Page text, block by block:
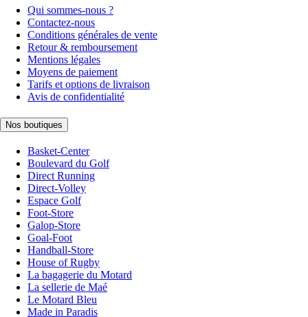
Qui sommes-nous ?
Contactez-nous
Conditions générales de vente
Retour & remboursement
Mentions légales
Moyens de paiement
Tarifs et options de livraison
Avis de confidentialité
Nos boutiques
Basket-Center
Boulevard du Golf
Direct Running
Direct-Volley
Espace Golf
Foot-Store
Galop-Store
Goal-Foot
Handball-Store
House of Rugby
La bagagerie du Motard
La sellerie de Maé
Le Motard Bleu
Made in Paradis